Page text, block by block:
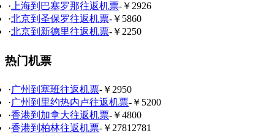
·上海到巴塞罗那往返机票-￥2926
·北京到圣保罗往返机票-￥5860
·北京到新德里往返机票-￥2250
热门机票
·广州到塞班往返机票-￥2950
·广州到里约热内卢往返机票-￥5200
·香港到加拿大往返机票-￥4800
·香港到柏林往返机票-￥27812781